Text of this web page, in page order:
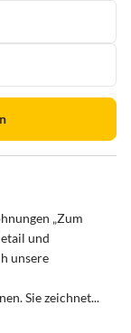
„Zum
und
unsere
Sie zeichnet...